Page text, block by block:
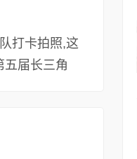
打卡拍照,这
五届长三角